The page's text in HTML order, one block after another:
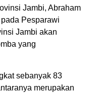
Jambi, Abraham
Pesparawi
Jambi akan
yang
sebanyak 83
merupakan